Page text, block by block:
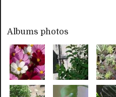
Albums photos